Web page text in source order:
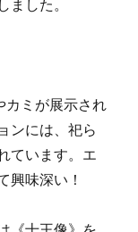
した。
カミが展示され
ンには、祀ら
ています。エ
興味深い！